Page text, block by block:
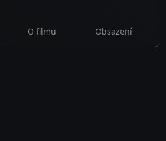
O filmu Obsazení